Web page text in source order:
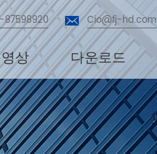
Cio@fj-hd.com
상 다운로드